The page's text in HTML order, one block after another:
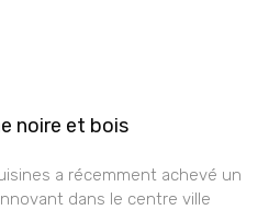
noire et bois
a récemment achevé un
dans le centre ville